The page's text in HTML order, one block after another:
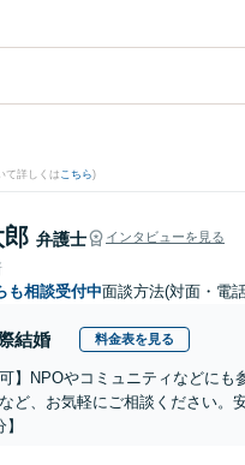
て詳しくはこちら)
郎 弁護士 インタビューを見る
も相談受付中面談方法(対面・電
結婚 料金表を見る
可】NPOやコミュニティなどに
ど、お気軽にご相談ください。